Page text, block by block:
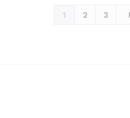
1 2 3